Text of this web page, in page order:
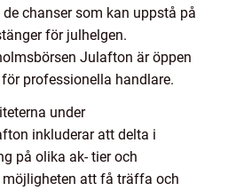
chanser som kan uppstå på
för julhelgen.
Julafton är öppen
professionella handlare.
under
inkluderar att delta i
på olika ak- tier och
möjligheten att få träffa och